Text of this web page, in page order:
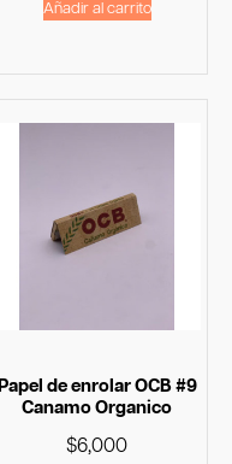
Añadir al carrito
Papel de enrolar OCB #9
Canamo Organico
$6,000